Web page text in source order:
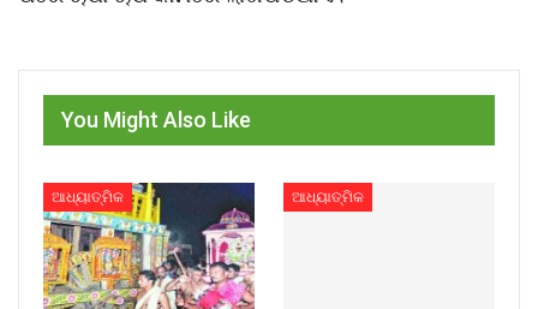
You Might Also Like
ଆଧ୍ୟାତ୍ମିକ ଆଧ୍ୟାତ୍ମିକ